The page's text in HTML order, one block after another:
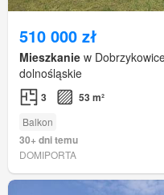
510 000 zł
Mieszkanie w
dolnośląskie
3 53 m²
Balkon
30+ dni temu
DOMIPORTA